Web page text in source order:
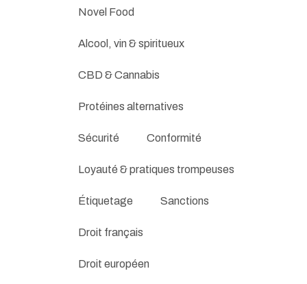
Novel Food
Alcool, vin & spiritueux
CBD & Cannabis
Protéines alternatives
Sécurité Conformité
Loyauté & pratiques trompeuses
Étiquetage Sanctions
Droit français
Droit européen